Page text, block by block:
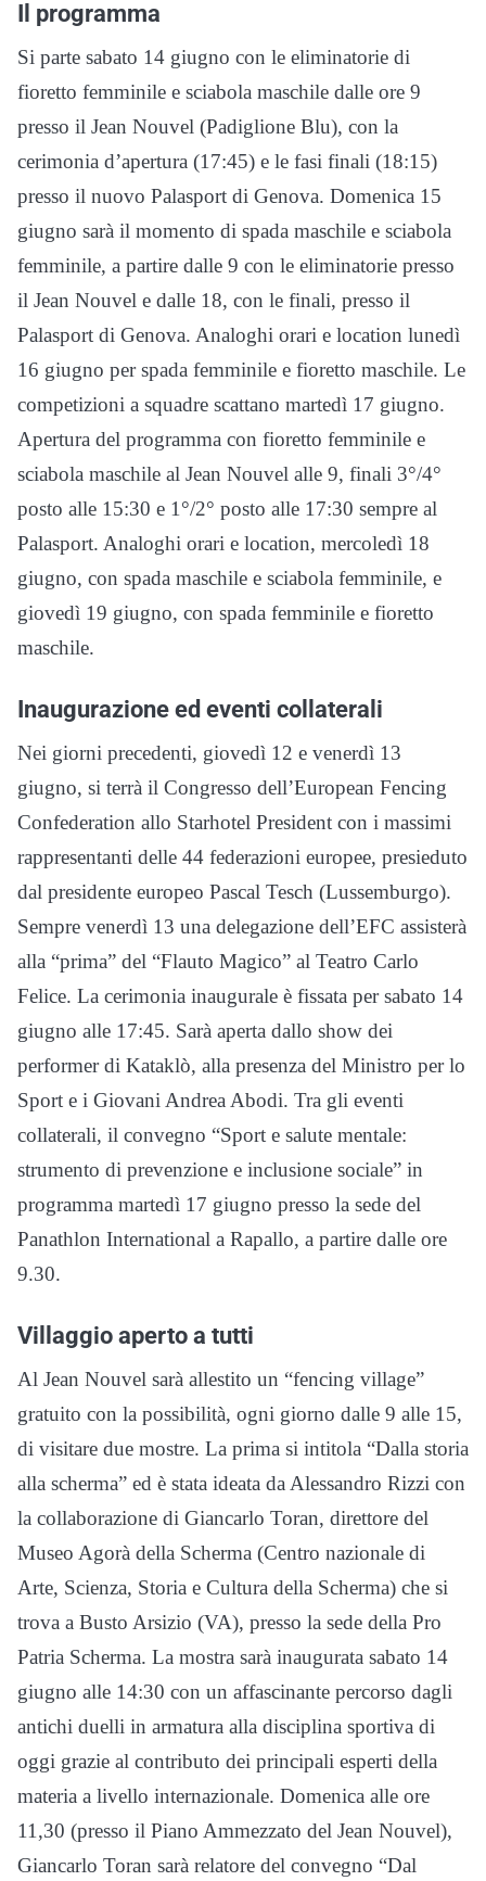
Il programma
Si parte sabato 14 giugno con le eliminatorie di
fioretto femminile e sciabola maschile dalle ore 9
presso il Jean Nouvel (Padiglione Blu), con la
cerimonia d’apertura (17:45) e le fasi finali (18:15)
presso il nuovo Palasport di Genova. Domenica 15
giugno sarà il momento di spada maschile e sciabola
femminile, a partire dalle 9 con le eliminatorie presso
il Jean Nouvel e dalle 18, con le finali, presso il
Palasport di Genova. Analoghi orari e location lunedì
16 giugno per spada femminile e fioretto maschile. Le
competizioni a squadre scattano martedì 17 giugno.
Apertura del programma con fioretto femminile e
sciabola maschile al Jean Nouvel alle 9, finali 3°/4°
posto alle 15:30 e 1°/2° posto alle 17:30 sempre al
Palasport. Analoghi orari e location, mercoledì 18
giugno, con spada maschile e sciabola femminile, e
giovedì 19 giugno, con spada femminile e fioretto
maschile.
Inaugurazione ed eventi collaterali
Nei giorni precedenti, giovedì 12 e venerdì 13
giugno, si terrà il Congresso dell’European Fencing
Confederation allo Starhotel President con i massimi
rappresentanti delle 44 federazioni europee, presieduto
dal presidente europeo Pascal Tesch (Lussemburgo).
Sempre venerdì 13 una delegazione dell’EFC assisterà
alla “prima” del “Flauto Magico” al Teatro Carlo
Felice. La cerimonia inaugurale è fissata per sabato 14
giugno alle 17:45. Sarà aperta dallo show dei
performer di Kataklò, alla presenza del Ministro per lo
Sport e i Giovani Andrea Abodi. Tra gli eventi
collaterali, il convegno “Sport e salute mentale:
strumento di prevenzione e inclusione sociale” in
programma martedì 17 giugno presso la sede del
Panathlon International a Rapallo, a partire dalle ore
9.30.
Villaggio aperto a tutti
Al Jean Nouvel sarà allestito un “fencing village”
gratuito con la possibilità, ogni giorno dalle 9 alle 15,
di visitare due mostre. La prima si intitola “Dalla storia
alla scherma” ed è stata ideata da Alessandro Rizzi con
la collaborazione di Giancarlo Toran, direttore del
Museo Agorà della Scherma (Centro nazionale di
Arte, Scienza, Storia e Cultura della Scherma) che si
trova a Busto Arsizio (VA), presso la sede della Pro
Patria Scherma. La mostra sarà inaugurata sabato 14
giugno alle 14:30 con un affascinante percorso dagli
antichi duelli in armatura alla disciplina sportiva di
oggi grazie al contributo dei principali esperti della
materia a livello internazionale. Domenica alle ore
11,30 (presso il Piano Ammezzato del Jean Nouvel),
Giancarlo Toran sarà relatore del convegno “Dal